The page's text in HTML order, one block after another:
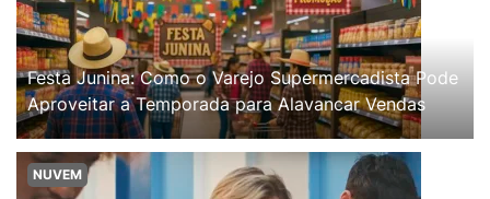
Festa Junina: Como o Varejo Supermercadista Pode
Aproveitar a Temporada para Alavancar Vendas
NUVEM